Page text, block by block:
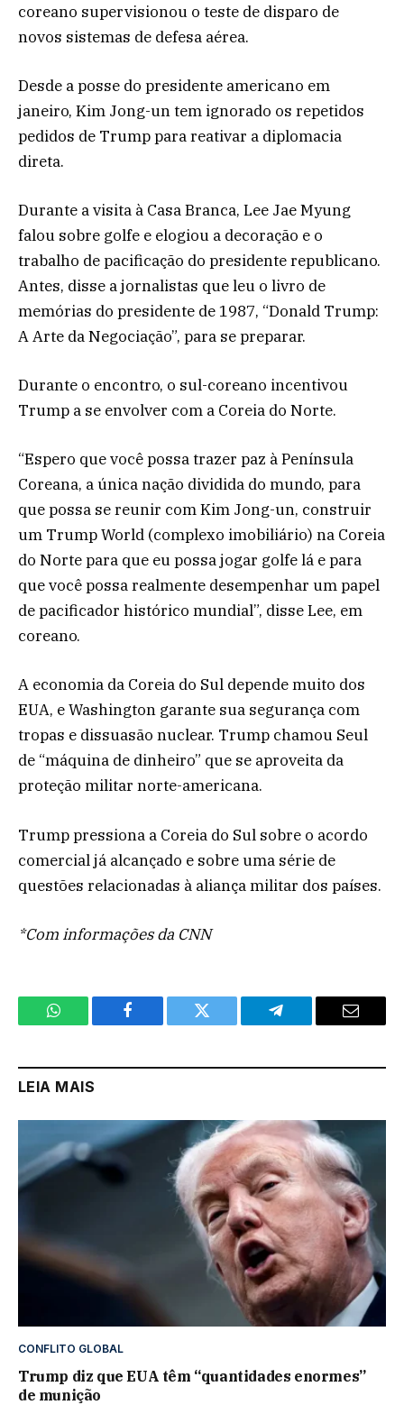
coreano supervisionou o teste de disparo de
novos sistemas de defesa aérea.
Desde a posse do presidente americano em
janeiro, Kim Jong-un tem ignorado os repetidos
pedidos de Trump para reativar a diplomacia
direta.
Durante a visita à Casa Branca, Lee Jae Myung
falou sobre golfe e elogiou a decoração e o
trabalho de pacificação do presidente republicano.
Antes, disse a jornalistas que leu o livro de
memórias do presidente de 1987, “Donald Trump:
A Arte da Negociação”, para se preparar.
Durante o encontro, o sul-coreano incentivou
Trump a se envolver com a Coreia do Norte.
“Espero que você possa trazer paz à Península
Coreana, a única nação dividida do mundo, para
que possa se reunir com Kim Jong-un, construir
um Trump World (complexo imobiliário) na Coreia
do Norte para que eu possa jogar golfe lá e para
que você possa realmente desempenhar um papel
de pacificador histórico mundial”, disse Lee, em
coreano.
A economia da Coreia do Sul depende muito dos
EUA, e Washington garante sua segurança com
tropas e dissuasão nuclear. Trump chamou Seul
de “máquina de dinheiro” que se aproveita da
proteção militar norte-americana.
Trump pressiona a Coreia do Sul sobre o acordo
comercial já alcançado e sobre uma série de
questões relacionadas à aliança militar dos países.
*Com informações da CNN
WhatsApp Facebook Twitter Telegram Email
LEIA MAIS
CONFLITO GLOBAL
Trump diz que EUA têm “quantidades enormes”
de munição